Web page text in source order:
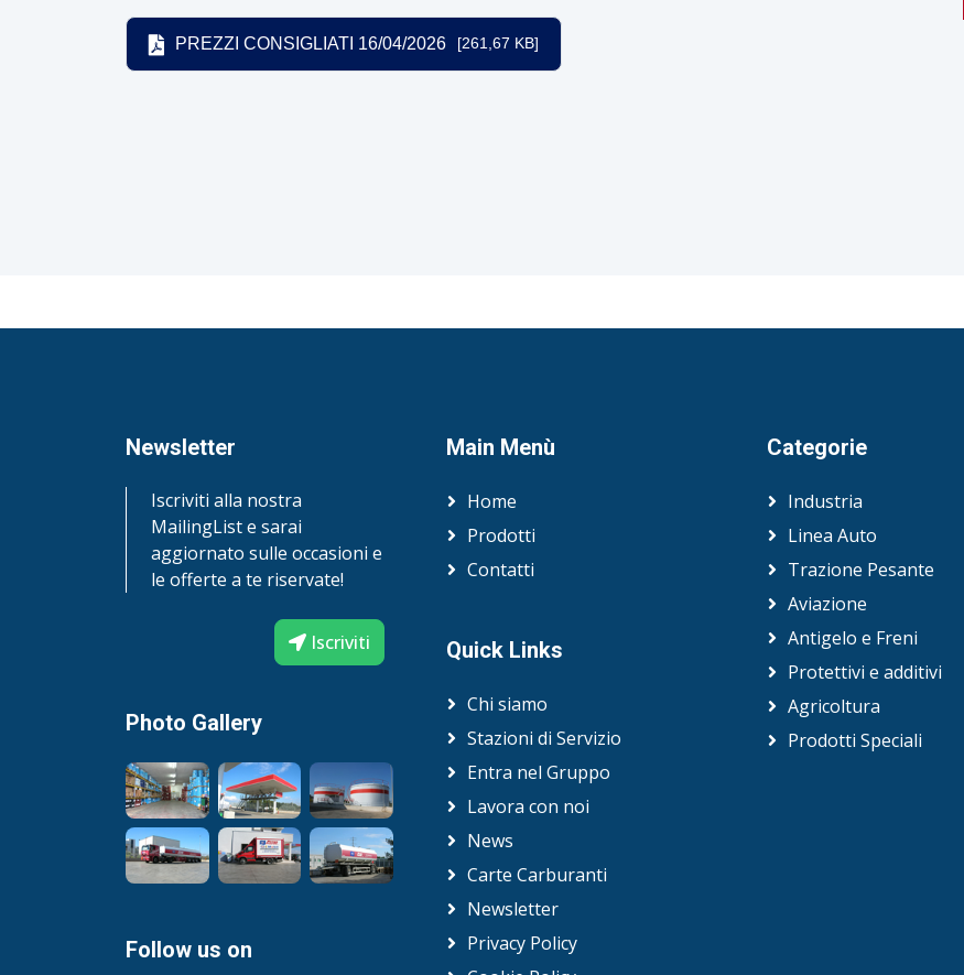
PREZZI CONSIGLIATI 16/04/2026 [261,67 KB]
Newsletter
Iscriviti alla nostra
MailingList e sarai
aggiornato sulle occasioni e
le offerte a te riservate!
Iscriviti
Photo Gallery
Follow us on
Main Menù
Home
Prodotti
Contatti
Quick Links
Chi siamo
Stazioni di Servizio
Entra nel Gruppo
Lavora con noi
News
Carte Carburanti
Newsletter
Privacy Policy
Categorie
Industria
Linea Auto
Trazione Pesante
Aviazione
Antigelo e Freni
Protettivi e additivi
Agricoltura
Prodotti Speciali